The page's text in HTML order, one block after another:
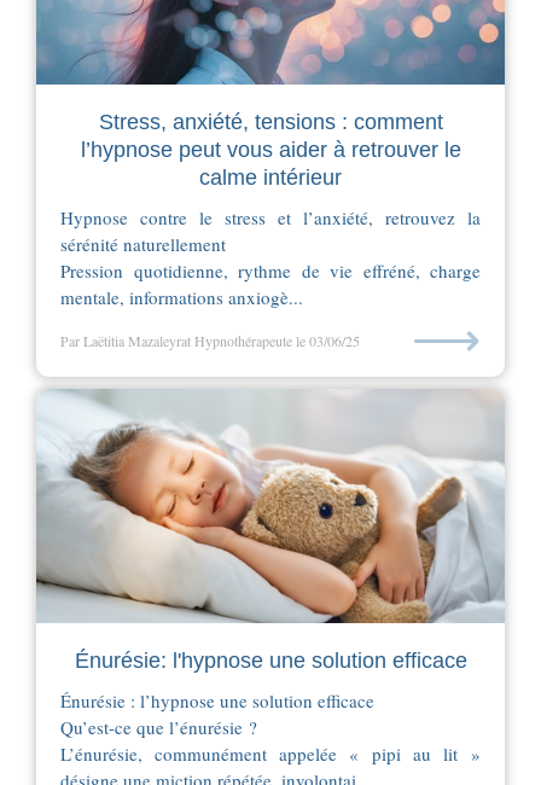
Stress, anxiété, tensions : comment
l’hypnose peut vous aider à retrouver le
calme intérieur
Hypnose contre le stress et l’anxiété, retrouvez la
sérénité naturellement
Pression quotidienne, rythme de vie effréné, charge
mentale, informations anxiogè...
Par Laëtitia Mazaleyrat Hypnothérapeute le 03/06/25 ⟶
Énurésie: l'hypnose une solution efficace
Énurésie : l’hypnose une solution efficace
Qu’est-ce que l’énurésie ?
L’énurésie, communément appelée « pipi au lit »